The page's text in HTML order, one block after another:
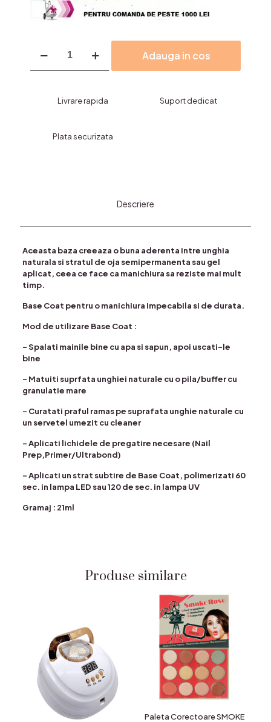
Base
Coat,MISS
Adauga in cos
Livrare rapida Suport dedicat
Plata securizata
Descriere
Aceasta baza creeaza o buna aderenta intre unghia
naturala si stratul de oja semipermanenta sau gel
aplicat, ceea ce face ca manichiura sa reziste mai mult
timp.
Base Coat pentru o manichiura impecabila si de durata.
Mod de utilizare Base Coat :
– Spalati mainile bine cu apa si sapun, apoi uscati-le
bine
– Matuiti suprfata unghiei naturale cu o pila/buffer cu
granulatie mare
– Curatati praful ramas pe suprafata unghie naturale cu
un servetel umezit cu cleaner
– Aplicati lichidele de pregatire necesare (Nail
Prep,Primer/Ultrabond)
– Aplicati un strat subtire de Base Coat, polimerizati 60
sec. in lampa LED sau 120 de sec. in lampa UV
Gramaj : 21ml
Produse similare
Paleta Corectoare SMOKE